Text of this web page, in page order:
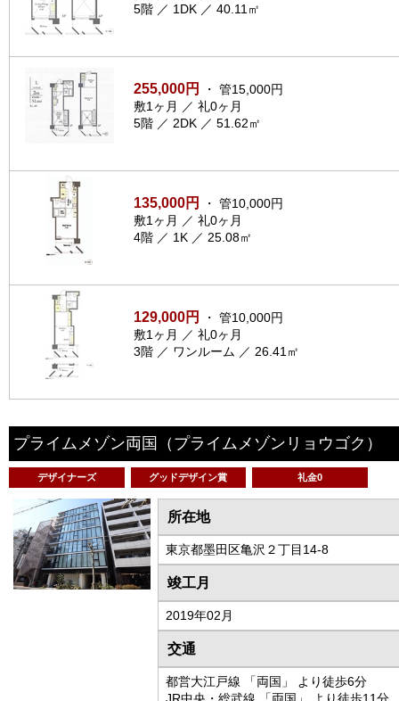
5階 ／ 1DK ／ 40.11㎡
255,000円
・ 管15,000円
敷1ヶ月 ／ 礼0ヶ月
5階 ／ 2DK ／ 51.62㎡
135,000円
・ 管10,000円
敷1ヶ月 ／ 礼0ヶ月
4階 ／ 1K ／ 25.08㎡
129,000円
・ 管10,000円
敷1ヶ月 ／ 礼0ヶ月
3階 ／ ワンルーム ／ 26.41㎡
プライムメゾン両国 （プライムメゾンリョウゴク）
デザイナーズ グッドデザイン賞 礼金0
所在地
東京都墨田区亀沢２丁目14-8
竣工月
2019年02月
交通
都営大江戸線 「両国」 より徒歩6分
JR中央・総武線 「両国」 より徒歩11分